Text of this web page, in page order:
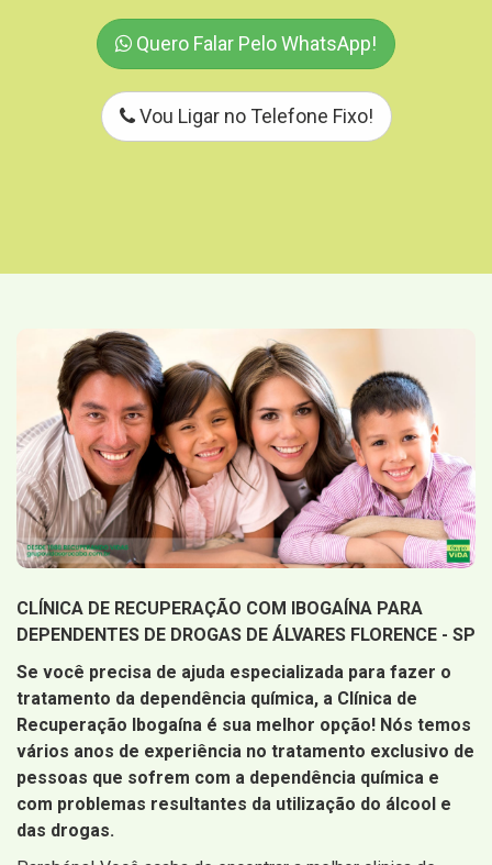
Quero Falar Pelo WhatsApp!
Vou Ligar no Telefone Fixo!
CLÍNICA DE RECUPERAÇÃO COM IBOGAÍNA PARA
DEPENDENTES DE DROGAS DE ÁLVARES FLORENCE - SP
Se você precisa de ajuda especializada para fazer o
tratamento da dependência química, a Clínica de
Recuperação Ibogaína é sua melhor opção! Nós temos
vários anos de experiência no tratamento exclusivo de
pessoas que sofrem com a dependência química e
com problemas resultantes da utilização do álcool e
das drogas.